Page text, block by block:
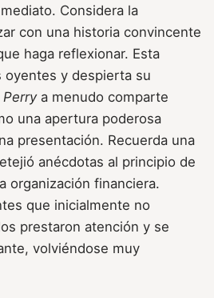
Considera la
con una historia convincente
haga reflexionar. Esta
oyentes y despierta su
Perrya menudo comparte
una apertura poderosa
presentación. Recuerda una
anécdotas al principio de
organización financiera.
que inicialmente no
prestaron atención y se
volviéndose muy